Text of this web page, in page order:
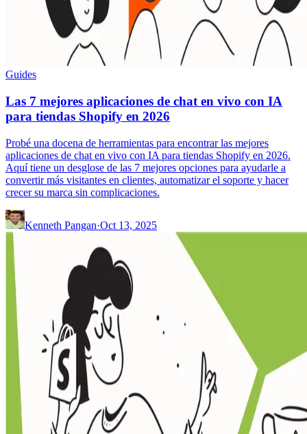
Guides
Las 7 mejores aplicaciones de chat en vivo con IA
para tiendas Shopify en 2026
Probé una docena de herramientas para encontrar las mejores
aplicaciones de chat en vivo con IA para tiendas Shopify en 2026.
Aquí tiene un desglose de las 7 mejores opciones para ayudarle a
convertir más visitantes en clientes, automatizar el soporte y hacer
crecer su marca sin complicaciones.
Kenneth Pangan·Oct 13, 2025